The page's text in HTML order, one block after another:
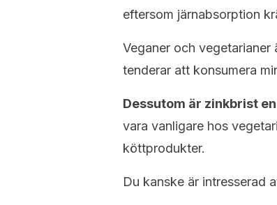
eftersom järnabsorption
Veganer och
tenderar att konsumera
Dessutom är zinkbrist
vara vanligare hos
köttprodukter.
Du kanske är intresserad